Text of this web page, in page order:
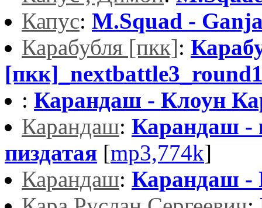
Капус: M.Squad -
Карабубля [пкк]:
: Карандаш - Клоун
Карандаш: Карандаш -
пиздатая [mp3,774k]
Карандаш: Карандаш -